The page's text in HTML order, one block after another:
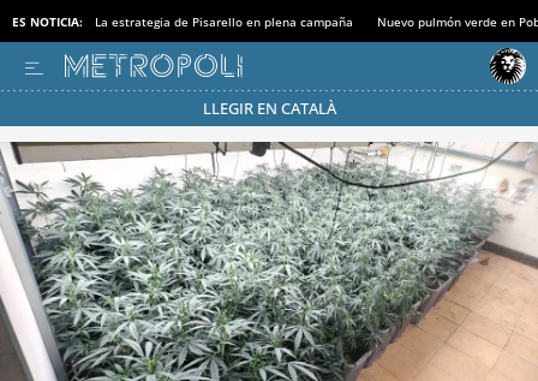
ES NOTICIA: La estrategia de Pisarello en plena campaña Nuevo pulmón verde en
LLEGIR EN CATALÀ
Pásate al MODO AHORRO